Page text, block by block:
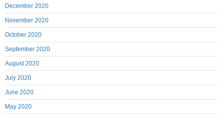
December 2020
November 2020
October 2020
September 2020
August 2020
July 2020
June 2020
May 2020